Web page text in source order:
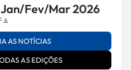
Fev/Mar 2026
AS NOTÍCIAS
AS EDIÇÕES